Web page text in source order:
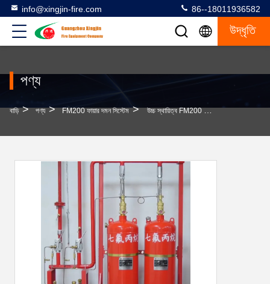
info@xingjin-fire.com 86--18011936582
উদ্ধৃতি
পণ্য
বাড়ি > পণ্য > FM200 ফায়ার দমন সিস্টেম > উচ্চ স্থায়িত্ব FM200 ফায়ার দমন সিস্টেম দ্রুত স্রাব ≤10s